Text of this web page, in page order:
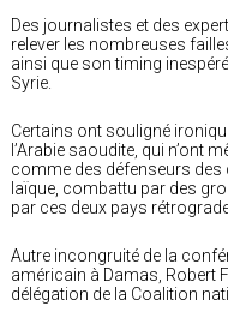
Des journalistes et des
relever les nombreuses
ainsi que son timing
Syrie.
Certains ont souligné
l’Arabie saoudite, qui n’ont
comme des défenseurs des
laïque, combattu par des
par ces deux pays
Autre incongruité de la
américain à Damas, Robert
délégation de la Coalition